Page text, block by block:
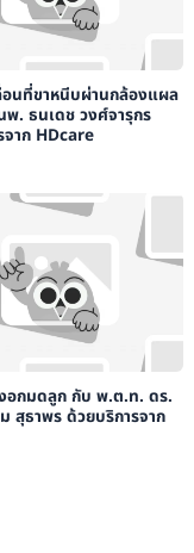
อนที่ขาหนีบผ่านกล้องแผล
พ. ธนเดช วงศ์จารุกร
จาก HDcare
อกมดลูก กับ พ.ต.ท. ดร.
สุธาพร ด้วยบริการจาก